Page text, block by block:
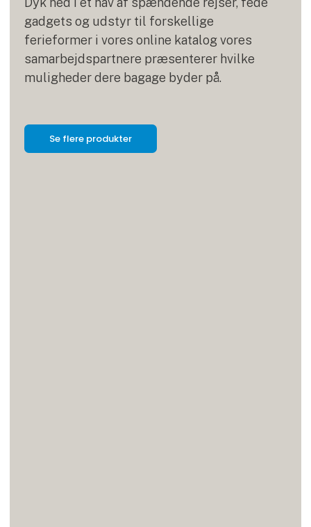
gadgets og udstyr til forskellige
ferieformer i vores online katalog vores
samarbejdspartnere præsenterer hvilke
muligheder dere bagage byder på.
Se flere produkter